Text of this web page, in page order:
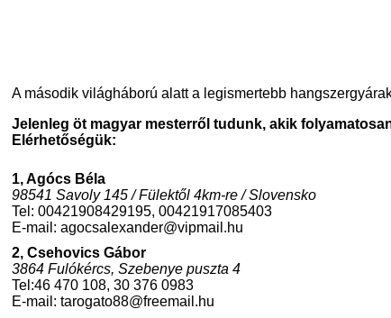
A második világháború alatt a legismertebb
Jelenleg öt magyar mesterről tudunk, akik
Elérhetőségük:
1, Agócs Béla
98541 Savoly 145 / Fülektől 4km-re / Slovensko
Tel: 00421908429195, 00421917085403
E-mail: agocsalexander@vipmail.hu
2, Csehovics Gábor
3864 Fulókércs, Szebenye puszta 4
Tel:46 470 108, 30 376 0983
E-mail: tarogato88@freemail.hu